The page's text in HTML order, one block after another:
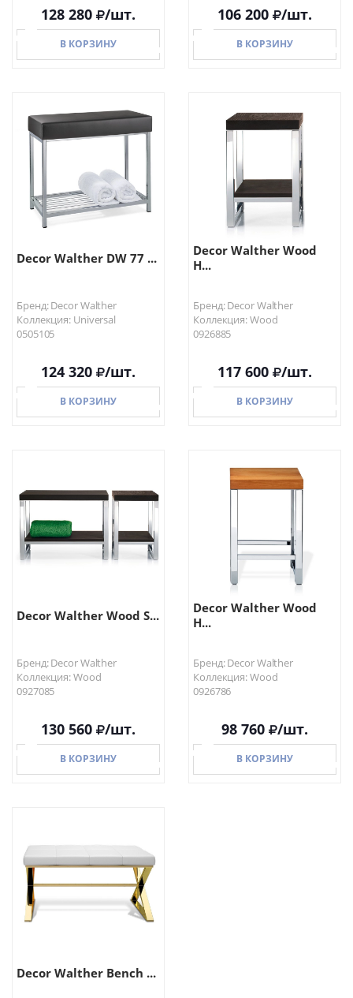
128 280 /шт.
В КОРЗИНУ
106 200 /шт.
В КОРЗИНУ
В КОРЗИНУ
Decor Walther DW 77 ...
Бренд: Decor Walther
Коллекция: Universal
0505105
124 320 /шт.
В КОРЗИНУ
В КОРЗИНУ
Decor Walther Wood
H...
Бренд: Decor Walther
Коллекция: Wood
0926885
117 600 /шт.
В КОРЗИНУ
В КОРЗИНУ
Decor Walther Wood S...
Бренд: Decor Walther
Коллекция: Wood
0927085
130 560 /шт.
В КОРЗИНУ
В КОРЗИНУ
Decor Walther Wood
H...
Бренд: Decor Walther
Коллекция: Wood
0926786
98 760 /шт.
В КОРЗИНУ
Decor Walther Bench ...